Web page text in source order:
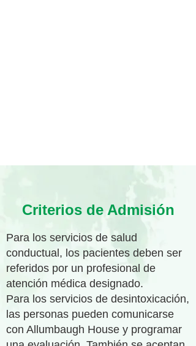
Criterios de Admisión
Para los servicios de salud
conductual, los pacientes deben ser
referidos por un profesional de
atención médica designado.
Para los servicios de desintoxicación,
las personas pueden comunicarse
con Allumbaugh House y programar